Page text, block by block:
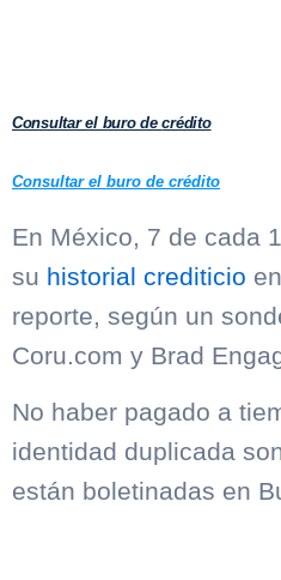
Consultar el buro decrédito
Consultar el buro de crédito
En México, 7 de cada
su historial crediticio
reporte, según un
Coru.com y Brad
No haber pagado a
identidad duplicada
están boletinadas en